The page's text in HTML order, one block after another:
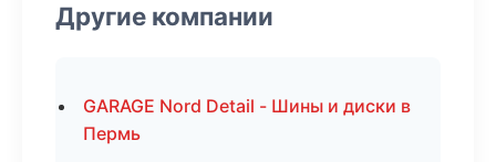
Другие компании
GARAGE Nord Detail - Шины и диски в
Пермь